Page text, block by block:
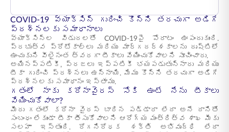
COVID-19 వ్యాక్సిన్ గురించి కొన్ని తరచుగా అడిగే
ప్రశ్నలకు సమాధానాలు
వ్యాక్సిన్ల విడుదలతో COVID-19పై పోరాటం ఊపందుకుంది.
ప్రభుత్వ ప్రోటోకాల్‌లు మరియు మార్గదర్శకాలను దృష్టిలో
ఉంచుకుని వీలైనంత త్వరగా టీకాలు వేయించుకోవాలని సూచించారు.
అయినప్పటికీ, ప్రజలు ఇప్పటికీ భయపడుతున్నారు మరియు
టీకా గురించి ప్రశ్నలు ఉన్నాయి. మేము కొన్ని తరచుగా అడిగే
ప్రశ్నలకు సమాధానం ఇస్తాము.
గతంలో నాకు కరోనావైరస్ సోకి ఉంటే నేను టీకాలు
వేయించుకోవాలా?
మీరు గతంలో కరోనా వైరస్ బారిన పడ్డారా లేదా అనే దానితో
సంబంధం లేకుండా టీకా తీసుకోవాలని ఆరోగ్య మంత్రిత్వ శాఖ మీకు
సలహా ఇస్తుంది. రోగనిరోధక శక్తి అభివృద్ధి లేదా